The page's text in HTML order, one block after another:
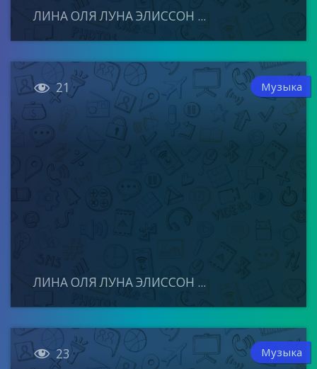
ЛИНА ОЛЯ ЛУНА ЭЛИССОН ...
 21 Музыка
ЛИНА ОЛЯ ЛУНА ЭЛИССОН ...
 23 Музыка